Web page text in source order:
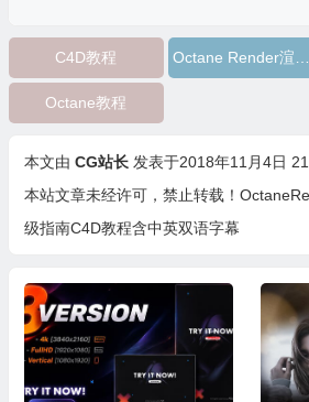
C4D教程
Octane教程
本文由 CG站长 发表于2018年11月4日
本站文章未经许可，禁止转载！
级指南C4D教程含中英双语字幕